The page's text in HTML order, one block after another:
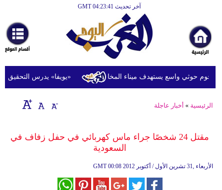
آخر تحديث GMT 04:23:41
أخبارعاجلة
رياضة
ثقافة
إقتصاد
وموسيقى
«يويفا» يدرس التحقيق في حوثي واسع يستهدف ميناء المخا
الرئيسية » أخبار عاجلة
مقتل 24 شخصًا جراء ماس كهربائي في حفل زفاف في
السعودية
GMT 00:08 2012 الأربعاء ,31 تشرين الأول / أكتوبر